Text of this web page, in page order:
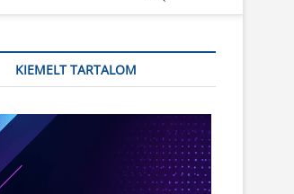
KIEMELT TARTALOM